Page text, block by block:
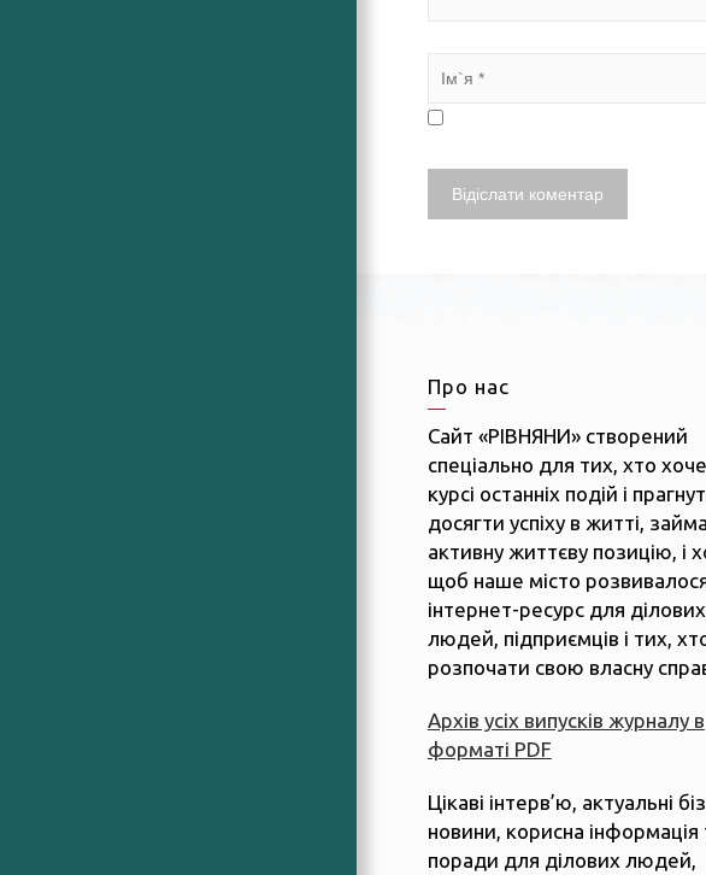
Про нас
Сайт «РІВНЯНИ» створений
спеціально для тих, хто
курсі останніх подій і
досягти успіху в житті,
активну життєву позицію, і
щоб наше місто
інтернет-ресурс для ділових
людей, підприємців і тих,
розпочати свою власну
Архів усіх випусків журналу в
форматі PDF
Цікаві інтерв’ю, актуальні
новини, корисна інформація
поради для ділових людей,